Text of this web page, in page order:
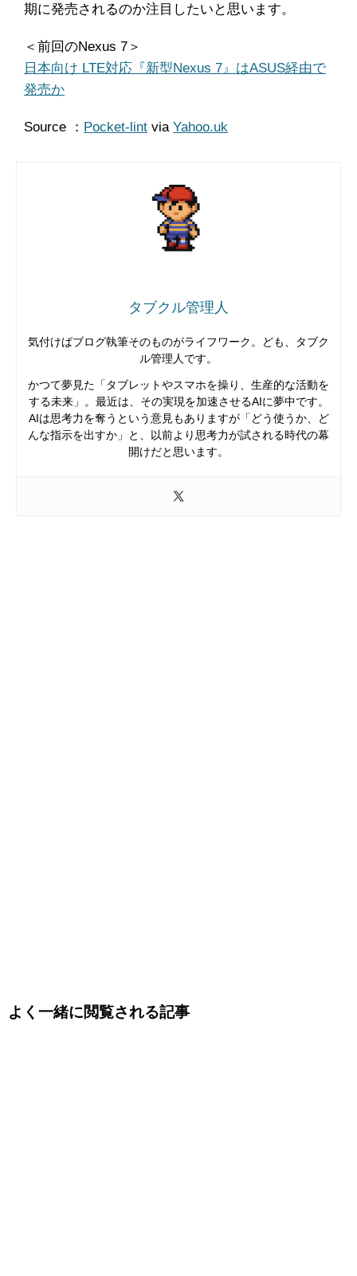
期に発売されるのか注目したいと思います。
＜前回のNexus 7＞
日本向け LTE対応『新型Nexus 7』はASUS経由で
発売か
Source ： Pocket-lint via Yahoo.uk
タブクル管理人
気付けばブログ執筆そのものがライフワーク。ども、タブク
ル管理人です。
かつて夢見た「タブレットやスマホを操り、生産的な活動を
する未来」。最近は、その実現を加速させるAIに夢中です。
AIは思考力を奪うという意見もありますが「どう使うか、ど
んな指示を出すか」と、以前より思考力が試される時代の幕
開けだと思います。
よく一緒に閲覧される記事